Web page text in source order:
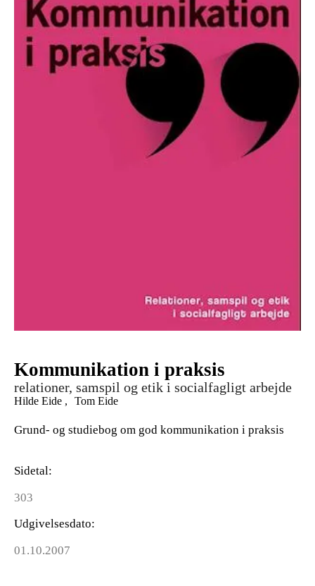
Kommunikation i praksis
relationer, samspil og etik i socialfagligt arbejde
Hilde Eide Tom Eide
Grund- og studiebog om god kommunikation i praksis
Sidetal
303
Udgivelsesdato
01.10.2007